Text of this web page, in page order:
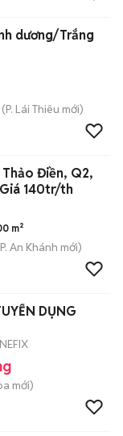
dương/Trắng
(P. Lái Thiêu mới)
Điền, Q2,
140tr/th
m²
P. An Khánh mới)
DỤNG
mới)